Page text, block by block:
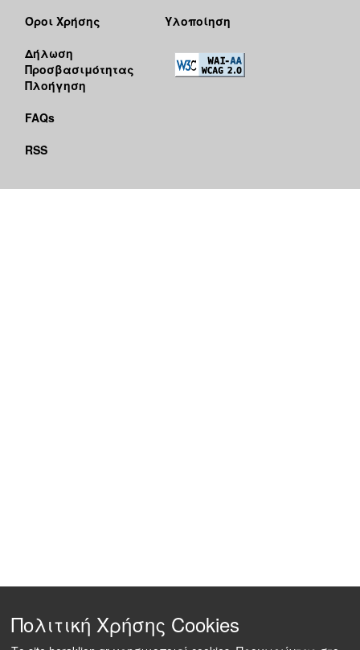
Όροι Χρήσης
Δήλωση
Προσβασιμότητας
Πλοήγηση
FAQs
RSS
Υλοποίηση
Πολιτική Χρήσης Cookies